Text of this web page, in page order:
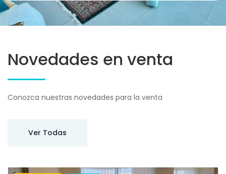
Novedades en venta
Conozca nuestras novedades para la venta
Ver Todas